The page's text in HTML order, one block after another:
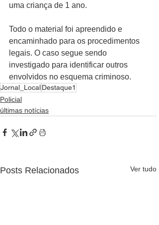
uma criança de 1 ano.
Todo o material foi apreendido e
encaminhado para os procedimentos
legais. O caso segue sendo
investigado para identificar outros
envolvidos no esquema criminoso.
Jornal_LocalDestaque1
Policial
últimas notícias
Posts Relacionados Ver tudo